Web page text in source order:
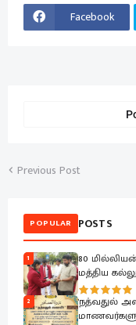
Facebook
Previous Post
POPULAR POSTS
1
80
மத்திய
2
'நத்வதுல்